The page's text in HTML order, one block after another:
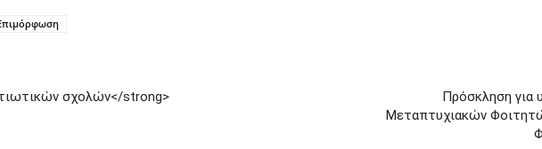
σχολών</strong>
Πρόσκληση για
Μεταπτυχιακών